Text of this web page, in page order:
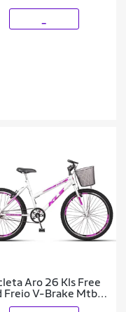
Aro 26 Kls Free
Freio V-Brake Mtb